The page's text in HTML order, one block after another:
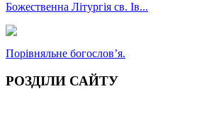
Божественна Літургія св. Ів...
Порівняльне богословʼя.
РОЗДІЛИ САЙТУ